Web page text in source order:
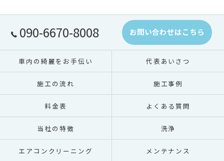
090-6670-8008 お問い合わせはこちら
車内の綺麗をお手伝い 代表あいさつ
施工の流れ 施工事例
料金表 よくある質問
当社の特徴 洗浄
エアコンクリーニング メンテナンス